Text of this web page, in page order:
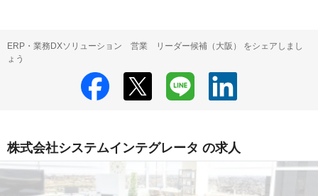
ERP・業務DXソリューション 営業 リーダー候補（大阪） をシェアしまし
ょう
株式会社システムインテグレータ の求人